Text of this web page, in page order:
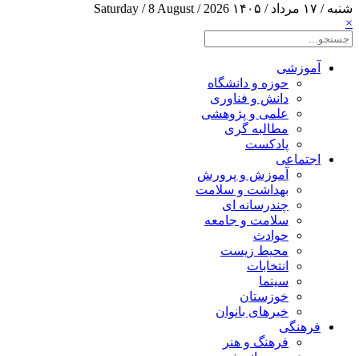
شنبه / ۱۷ مرداد / ۱۴۰۵
Saturday / 8 August / 2026
×
آموزشی
حوزه و دانشگاه
دانش و فناوری
علمی و پژوهشی
مطالبه گری
پادکست
اجتماعی
آموزش و پرورش
بهداشت و سلامت
چندرسانه ای
سلامت و جامعه
حوادث
محیط زیست
انتخابات
سینما
خوزستان
خبرهای بانوان
فرهنگی
فرهنگ و هنر